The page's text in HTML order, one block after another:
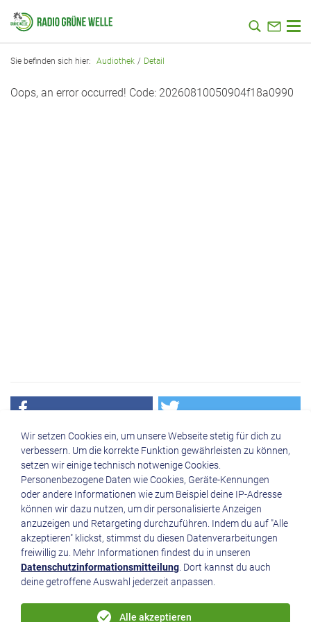
Sie befinden sich hier: Audiothek Detail
Oops, an error occurred! Code: 20260810050904f18a0990
Quicklinks
Radio Grüne Welle St. Josef GmbH
Domplatz 3 I-39100 Bozen (BZ)
Tel. (+39) 0471 300092
Emailinfo(at)rgw.it
St.-Nr. - MwSt.-Nr. 00170730212
Wir setzen Cookies ein, um unsere Webseite stetig für dich zu
verbessern. Um die korrekte Funktion gewährleisten zu können,
setzen wir einige technisch notwenige Cookies.
Personenbezogene Daten wie Cookies, Geräte-Kennungen
oder andere Informationen wie zum Beispiel deine IP-Adresse
können wir dazu nutzen, um dir personalisierte Anzeigen
anzuzeigen und Retargeting durchzuführen. Indem du auf "Alle
akzeptieren" klickst, stimmst du diesen Datenverarbeitungen
freiwillig zu. Mehr Informationen findest du in unseren
Datenschutzinformationsmitteilung . Dort kannst du auch
deine getroffene Auswahl jederzeit anpassen.
Alle akzeptieren